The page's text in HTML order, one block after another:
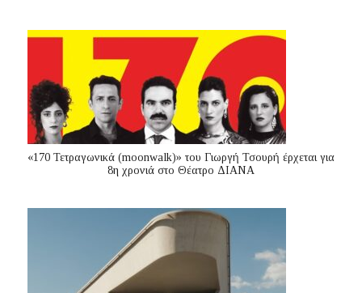
«170 Τετραγωνικά (moonwalk)» του Γιωργή Τσουρή έρχεται για
8η χρονιά στο Θέατρο ΔΙΑΝΑ